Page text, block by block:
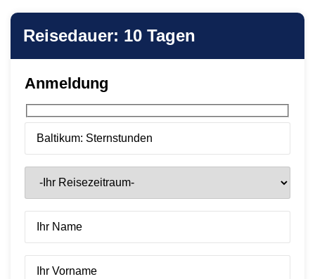
Reisedauer: 10 Tagen
Anmeldung